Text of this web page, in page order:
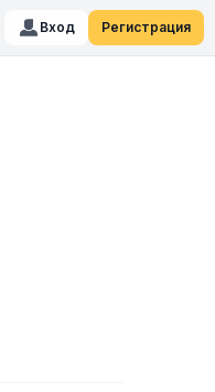
Вход Регистрация